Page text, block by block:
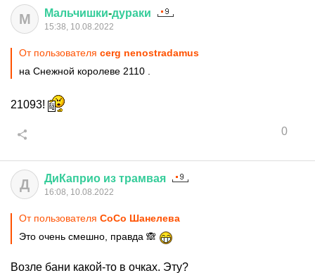
М Мальчишки-дураки
15:38, 10.08.2022
От пользователя cerg nenostradamus
на Снежной королеве 2110 .
21093!
0
Д ДиКаприо из трамвая
16:08, 10.08.2022
От пользователя CoCo Шанелева
Это очень смешно, правда 🙈
Возле бани какой-то в очках. Эту?